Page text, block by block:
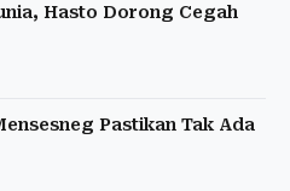
Hasto Dorong Cegah
Pastikan Tak Ada